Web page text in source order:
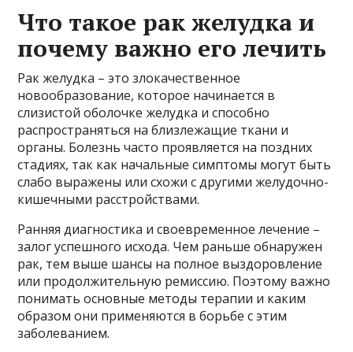
Что такое рак желудка и
почему важно его лечить
Рак желудка – это злокачественное
новообразование, которое начинается в
слизистой оболочке желудка и способно
распространяться на близлежащие ткани и
органы. Болезнь часто проявляется на поздних
стадиях, так как начальные симптомы могут быть
слабо выражены или схожи с другими желудочно-
кишечными расстройствами.
Ранняя диагностика и своевременное лечение –
залог успешного исхода. Чем раньше обнаружен
рак, тем выше шансы на полное выздоровление
или продолжительную ремиссию. Поэтому важно
понимать основные методы терапии и каким
образом они применяются в борьбе с этим
заболеванием.